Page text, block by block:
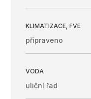
KLIMATIZACE, FVE
připraveno
VODA
uliční řad